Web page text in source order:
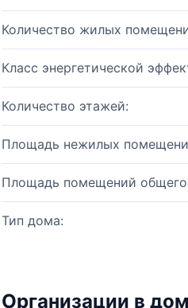
Количество жилых
Класс энергетической
Количество этажей:
Площадь нежилых
Площадь помещений
Тип дома:
Организации в